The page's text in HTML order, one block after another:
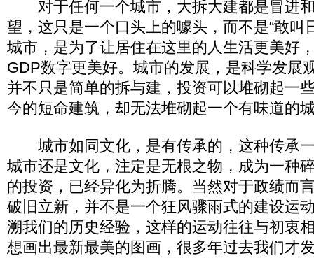
对于任何一个城市，大拆大建都是冒进
望，这只是一个口头上的噱头，而不是“敢叫
城市，是为了让居住在这里的人生活更美好
GDP数字更美好。城市的发展，是科学发展
并不只是简单的拆与建，投资可以堆砌起一
今的短命建筑，却无法堆砌起一个有味道的
城市如同文化，是有传承的，这种传承
城市还是文化，注定是无根之物，成为一种
的投资，已经异化为折腾。当然对于政绩而
破旧立新，并不是一个狂风骤雨式的建设运
溯我们的历史经验，这样的运动往往与初衷
想画出最新最美的图画，很多年过去我们才